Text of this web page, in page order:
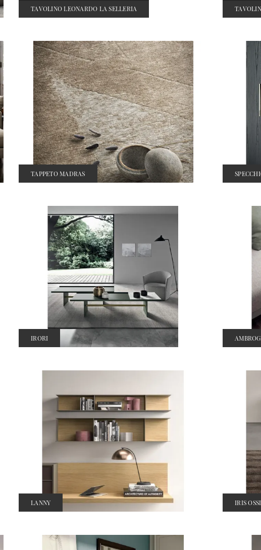
TAVOLINO LEONARDO LA SELLERIA
TAPPETO MADRAS
IRORI
LANNY IRIS